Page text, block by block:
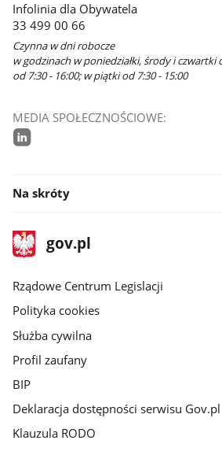
Infolinia dla Obywatela
33 499 00 66
Czynna w dni robocze
w godzinach w poniedziałki, środy i czwartki
od 7:30 - 16:00; w piątki od 7:30 - 15:00
MEDIA SPOŁECZNOŚCIOWE:
Na skróty
stopka
gov.plStrona
gov.pl
Rządowe Centrum Legislacji
Polityka cookies
Służba cywilna
Profil zaufany
BIP
Deklaracja dostępności serwisu Gov.pl
Klauzula RODO